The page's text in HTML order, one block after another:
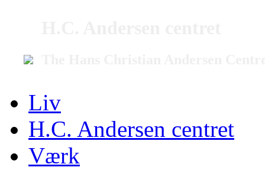
Liv
H.C. Andersen centret
Værk